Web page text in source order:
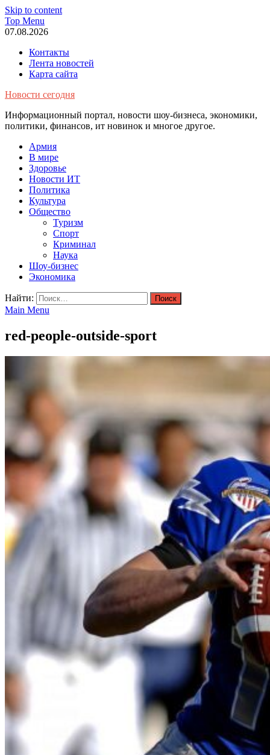
Skip to content
Top Menu
07.08.2026
Контакты
Лента новостей
Карта сайта
Новости сегодня
Информационный портал, новости шоу-бизнеса, экономики,
политики, финансов, ит новинок и многое другое.
Армия
В мире
Здоровье
Новости ИТ
Политика
Культура
Общество
Туризм
Спорт
Криминал
Наука
Шоу-бизнес
Экономика
Найти:
Main Menu
red-people-outside-sport